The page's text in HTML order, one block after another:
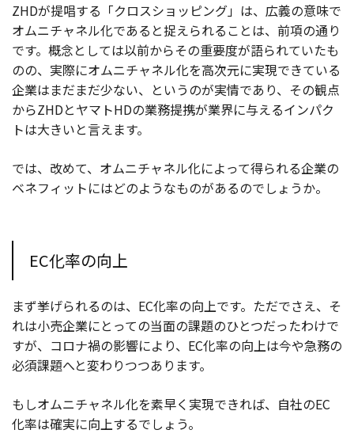
ZHDが提唱する「クロスショッピング」は、広義の意味で
オムニチャネル化であると捉えられることは、前項の通り
です。概念としては以前からその重要度が語られていたも
のの、実際にオムニチャネル化を高次元に実現できている
企業はまだまだ少ない、というのが実情であり、その観点
からZHDとヤマトHDの業務提携が業界に与えるインパク
トは大きいと言えます。
では、改めて、オムニチャネル化によって得られる企業の
ベネフィットにはどのようなものがあるのでしょうか。
EC化率の向上
まず挙げられるのは、EC化率の向上です。ただでさえ、そ
れは小売企業にとっての当面の課題のひとつだったわけで
すが、コロナ禍の影響により、EC化率の向上は今や急務の
必須課題へと変わりつつあります。
もしオムニチャネル化を素早く実現できれば、自社のEC
化率は確実に向上するでしょう。